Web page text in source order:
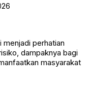
menjadi perhatian
dampaknya bagi
masyarakat